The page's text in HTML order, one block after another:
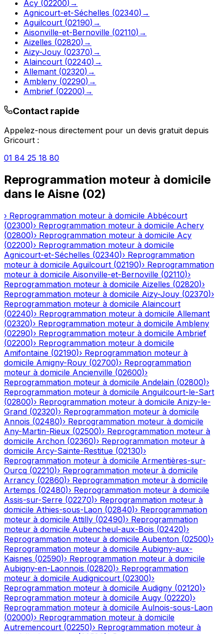
Acy (02200) →
Agnicourt-et-Séchelles (02340) →
Aguilcourt (02190) →
Aisonville-et-Bernoville (02110) →
Aizelles (02820) →
Aizy-Jouy (02370) →
Alaincourt (02240) →
Allemant (02320) →
Ambleny (02290) →
Ambrief (02200) →
Contact rapide
Appelez-nous directement pour un devis gratuit depuis
Gricourt :
01 84 25 18 80
Reprogrammation moteur à domicile
dans le Aisne (02)
› Reprogrammation moteur à domicile Abbécourt
(02300)› Reprogrammation moteur à domicile Achery
(02800)› Reprogrammation moteur à domicile Acy
(02200)› Reprogrammation moteur à domicile
Agnicourt-et-Séchelles (02340)› Reprogrammation
moteur à domicile Aguilcourt (02190)› Reprogrammation
moteur à domicile Aisonville-et-Bernoville (02110)›
Reprogrammation moteur à domicile Aizelles (02820)›
Reprogrammation moteur à domicile Aizy-Jouy (02370)›
Reprogrammation moteur à domicile Alaincourt
(02240)› Reprogrammation moteur à domicile Allemant
(02320)› Reprogrammation moteur à domicile Ambleny
(02290)› Reprogrammation moteur à domicile Ambrief
(02200)› Reprogrammation moteur à domicile
Amifontaine (02190)› Reprogrammation moteur à
domicile Amigny-Rouy (02700)› Reprogrammation
moteur à domicile Ancienville (02600)›
Reprogrammation moteur à domicile Andelain (02800)›
Reprogrammation moteur à domicile Anguilcourt-le-Sart
(02800)› Reprogrammation moteur à domicile Anizy-le-
Grand (02320)› Reprogrammation moteur à domicile
Annois (02480)› Reprogrammation moteur à domicile
Any-Martin-Rieux (02500)› Reprogrammation moteur à
domicile Archon (02360)› Reprogrammation moteur à
domicile Arcy-Sainte-Restitue (02130)›
Reprogrammation moteur à domicile Armentières-sur-
Ourcq (02210)› Reprogrammation moteur à domicile
Arrancy (02860)› Reprogrammation moteur à domicile
Artemps (02480)› Reprogrammation moteur à domicile
Assis-sur-Serre (02270)› Reprogrammation moteur à
domicile Athies-sous-Laon (02840)› Reprogrammation
moteur à domicile Attilly (02490)› Reprogrammation
moteur à domicile Aubencheul-aux-Bois (02420)›
Reprogrammation moteur à domicile Aubenton (02500)›
Reprogrammation moteur à domicile Aubigny-aux-
Kaisnes (02590)› Reprogrammation moteur à domicile
Aubigny-en-Laonnois (02820)› Reprogrammation
moteur à domicile Audignicourt (02300)›
Reprogrammation moteur à domicile Audigny (02120)›
Reprogrammation moteur à domicile Augy (02220)›
Reprogrammation moteur à domicile Aulnois-sous-Laon
(02000)› Reprogrammation moteur à domicile
Autremencourt (02250)› Reprogrammation moteur à